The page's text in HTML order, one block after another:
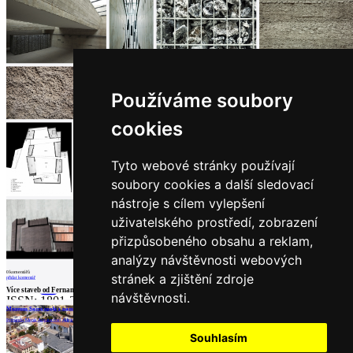
Používáme soubory
cookies
Tyto webové stránky používají
soubory cookies a další sledovací
nástroje s cílem vylepšení
uživatelského prostředí, zobrazení
přizpůsobeného obsahu a reklam,
analýzy návštěvnosti webových
stránek a zjištění zdroje
návštěvnosti.
Souhlasím
0komentářů
přidat komentář
Více staveb odFernando Menis Arquitectos
Muzeum Sacro spolu s náměstím v Adeje
Fernando Menis Arquitectos | Adeje
architektů
Katalog
dodavatelů
Vložit
inzerát
do
burzy
práce
Newsletter
Přihlaste se k odběru našeho pravidelného
týdenního newsletteru:
Fill in „nospam“
© Archiweb, s.r.o. 1997-2026
ISSN: 1801-3902